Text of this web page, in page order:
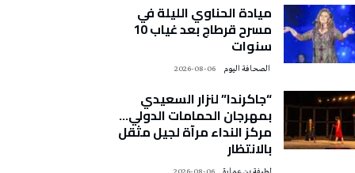
ميادة الحناوي الليلة في
مسرح قرطاج بعد غياب 10
سنوات
2026-08-06
“جاكرندا” لنزار السعيدي
بمهرجان الحمامات الدولي…
مركز النداء مرآة لجيل مثقل
بالانتظار